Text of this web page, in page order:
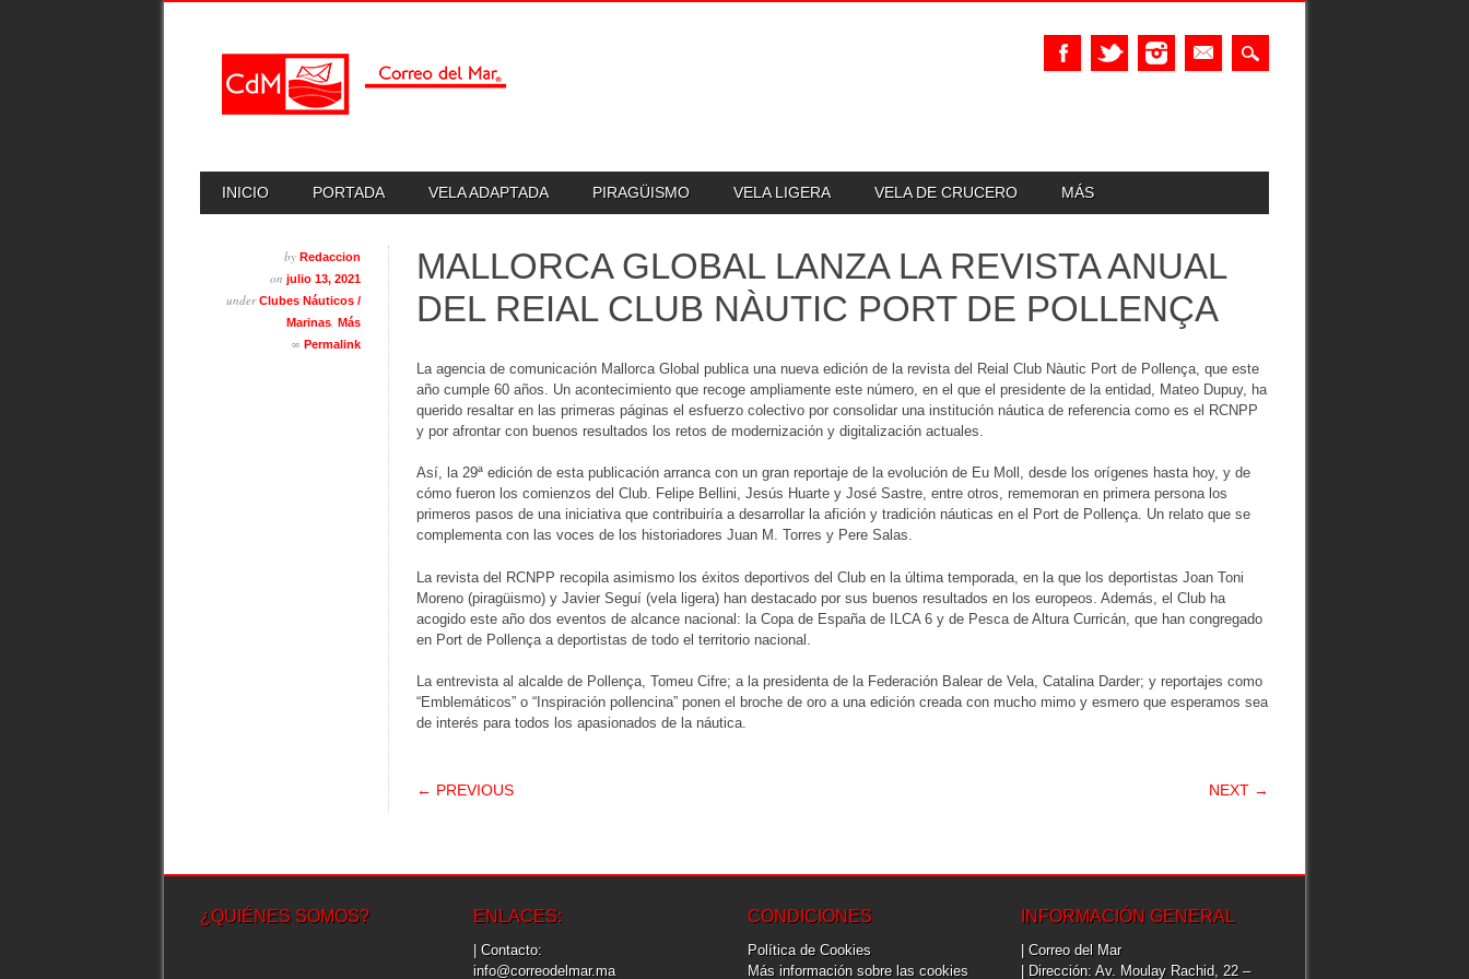
MAIN MENU
INICIO PORTADA VELA ADAPTADA PIRAGÜISMO VELA LIGERA VELA DE CRUCERO MÁS
by Redaccion
on julio 13, 2021
underClubes Náuticos /
Marinas Más
∞ Permalink
MALLORCA GLOBAL LANZA LA REVISTA ANUAL
DEL REIAL CLUB NÀUTIC PORT DE POLLENÇA
La agencia de comunicación Mallorca Global publica una nueva edición de la revista del Reial Club Nàutic Port de Pollença, que este
año cumple 60 años. Un acontecimiento que recoge ampliamente este número, en el que el presidente de la entidad, Mateo Dupuy, ha
querido resaltar en las primeras páginas el esfuerzo colectivo por consolidar una institución náutica de referencia como es el RCNPP
y por afrontar con buenos resultados los retos de modernización y digitalización actuales.
Así, la 29ª edición de esta publicación arranca con un gran reportaje de la evolución de Eu Moll, desde los orígenes hasta hoy, y de
cómo fueron los comienzos del Club. Felipe Bellini, Jesús Huarte y José Sastre, entre otros, rememoran en primera persona los
primeros pasos de una iniciativa que contribuiría a desarrollar la afición y tradición náuticas en el Port de Pollença. Un relato que se
complementa con las voces de los historiadores Juan M. Torres y Pere Salas.
La revista del RCNPP recopila asimismo los éxitos deportivos del Club en la última temporada, en la que los deportistas Joan Toni
Moreno (piragüismo) y Javier Seguí (vela ligera) han destacado por sus buenos resultados en los europeos. Además, el Club ha
acogido este año dos eventos de alcance nacional: la Copa de España de ILCA 6 y de Pesca de Altura Curricán, que han congregado
en Port de Pollença a deportistas de todo el territorio nacional.
La entrevista al alcalde de Pollença, Tomeu Cifre; a la presidenta de la Federación Balear de Vela, Catalina Darder; y reportajes como
“Emblemáticos” o “Inspiración pollencina” ponen el broche de oro a una edición creada con mucho mimo y esmero que esperamos sea
de interés para todos los apasionados de la náutica.
POST NAVIGATION
← PREVIOUS NEXT →
¿QUIÉNES SOMOS? ENLACES:
| Contacto:
info@correodelmar.ma
CONDICIONES
Política de Cookies
Más información sobre las cookies
INFORMACIÓN GENERAL
| Correo del Mar
| Dirección: Av. Moulay Rachid, 22 –